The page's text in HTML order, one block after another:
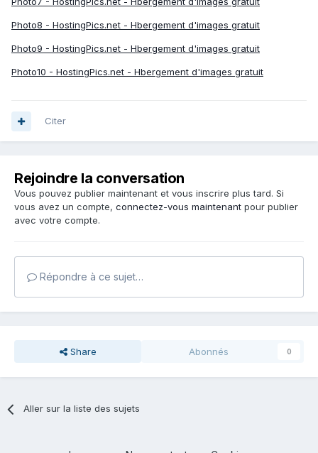
Photo8 - HostingPics.net - Hbergement d'images gratuit
Photo9 - HostingPics.net - Hbergement d'images gratuit
Photo10 - HostingPics.net - Hbergement d'images gratuit
Citer
Rejoindre la conversation
Vous pouvez publier maintenant et vous inscrire plus tard. Si
vous avez un compte, connectez-vous maintenant pour publier
avec votre compte.
Répondre à ce sujet…
Share Abonnés 0
Aller sur la liste des sujets